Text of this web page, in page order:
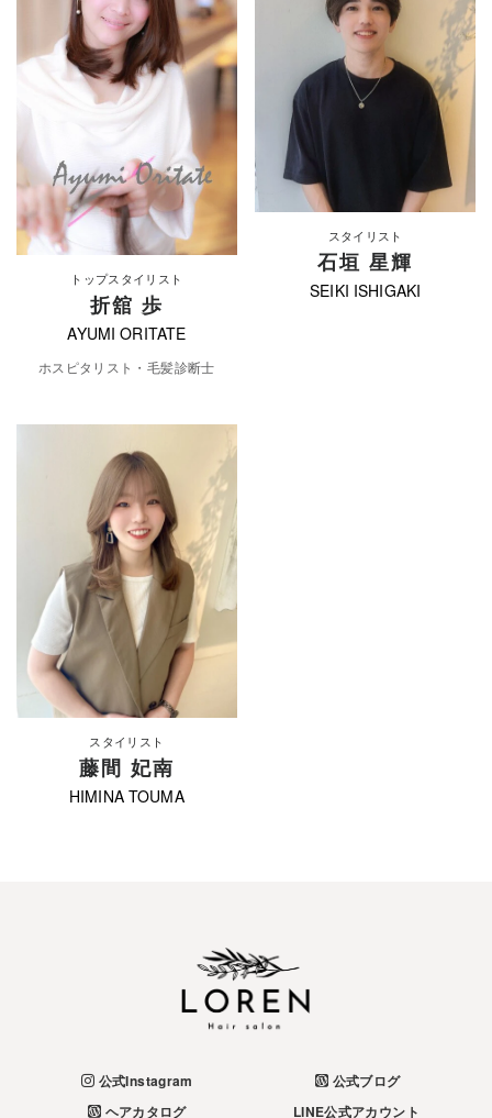
トップスタイリスト
折舘 歩
AYUMI ORITATE
ホスピタリスト・毛髪診断士
スタイリスト
石垣 星輝
SEIKI ISHIGAKI
スタイリスト
藤間 妃南
HIMINA TOUMA
公式Instagram
公式ブログ
ヘアカタログ
LINE公式アカウント